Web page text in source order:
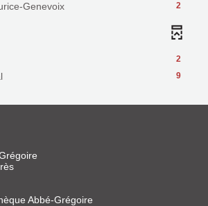
2
Genevoix
2
9
Abbé-Grégoire